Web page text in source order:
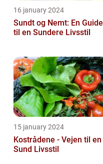
16 january 2024
Sundt og Nemt: En Guide
til en Sundere Livsstil
15 january 2024
Kostrådene - Vejen til en
Sund Livsstil